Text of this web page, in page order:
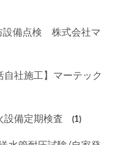
設備点検 株式会社マ
社施工】マーテック
備定期検査 (1)